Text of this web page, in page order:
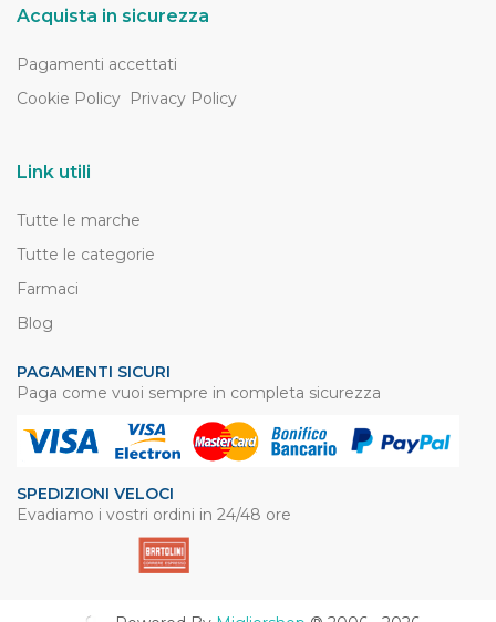
Acquista in sicurezza
Pagamenti accettati
Cookie Policy Privacy Policy
Link utili
Tutte le marche
Tutte le categorie
Farmaci
Blog
PAGAMENTI SICURI
Paga come vuoi sempre in completa sicurezza
SPEDIZIONI VELOCI
Evadiamo i vostri ordini in 24/48 ore